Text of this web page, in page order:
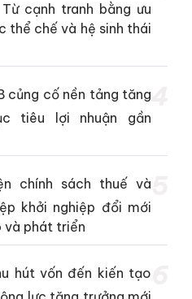
cạnh tranh bằng ưu
thể chế và hệ sinh thái
củng cố nền tảng tăng
tiêu lợi nhuận gần
chính sách thuế và
khởi nghiệp đổi mới
và phát triển
hút vốn đến kiến tạo